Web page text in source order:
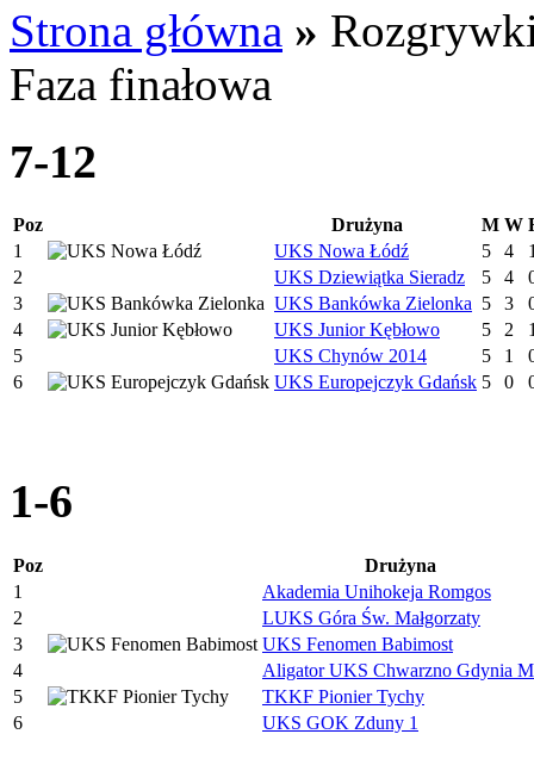
Strona główna »
Faza finałowa
7-12
Poz Drużyna M W
1
UKS Nowa Łódź 5 4
2
UKS Dziewiątka Sieradz 5 4
3
UKS Bankówka Zielonka 5 3
4
UKS Junior Kębłowo 5 2
5
UKS Chynów 2014 5 1
6
UKS Europejczyk Gdańsk 5 0
1-6
Poz
Drużyna
1
Akademia Unihokeja Romgos
2
LUKS Góra Św. Małgorzaty
3
UKS Fenomen Babimost
4
Aligator UKS Chwarzno Gdynia
5
TKKF Pionier Tychy
6
UKS GOK Zduny 1